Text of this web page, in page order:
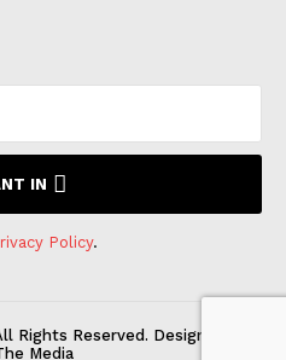
IN
Policy.
Rights Reserved. Designed by
Media